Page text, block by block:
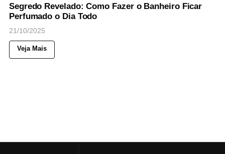
Segredo Revelado: Como Fazer o Banheiro Ficar
Perfumado o Dia Todo
21/10/2025
Veja Mais